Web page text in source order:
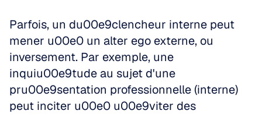
Parfois, un du00e9clencheur interne peut
mener u00e0 un alter ego externe, ou
inversement. Par exemple, une
inquiu00e9tude au sujet d'une
pru00e9sentation professionnelle (interne)
peut inciter u00e0 u00e9viter des